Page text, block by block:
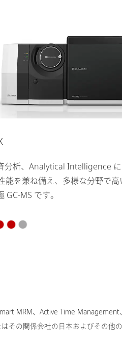
分析、Analytical Intelligence
能を兼ね備え、多様な分野で
MS です。
MRM、Active Time
その関係会社の日本およびその他